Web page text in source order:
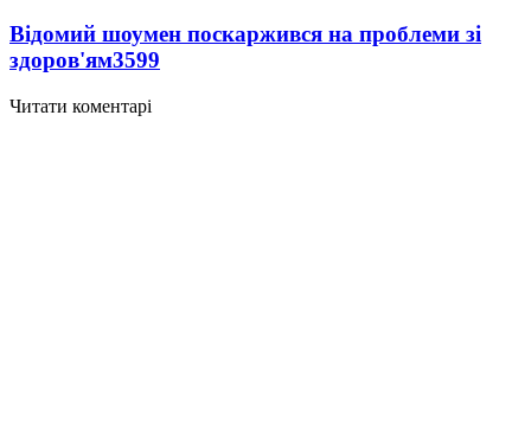
Відомий шоумен поскаржився на проблеми зі
здоров'ям3599
Читати коментарі